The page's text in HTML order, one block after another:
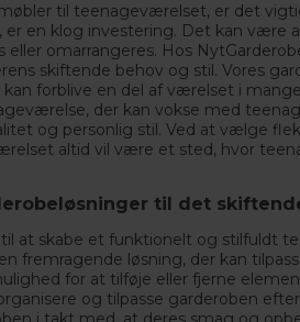
til teenageværelset, er det
en klog investering. Det kan være
eller omarrangeres. Hos
skiftende behov og stil. Vores
kan forblive en del af værelset i
der kan vokse med
og personlig stil. Ved at vælge
altid vil være et sted, hvor
til det
at skabe et funktionelt og stilfuldt
fremragende løsning, der kan
for at tilføje eller fjerne
og tilpasse garderoben